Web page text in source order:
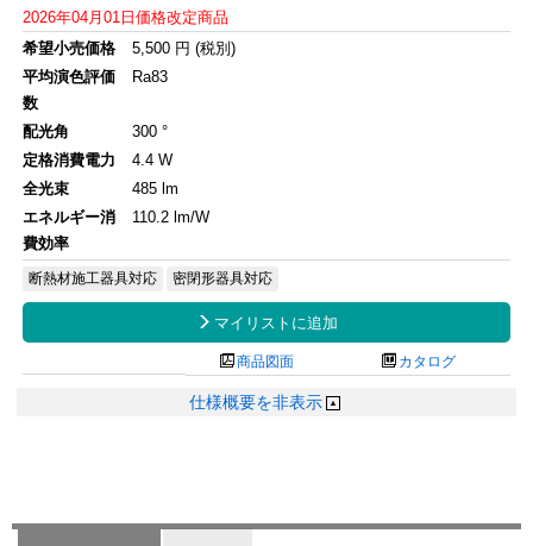
2026年04月01日価格改定商品
希望小売価格
5,500 円 (税別)
平均演色評価
数
Ra83
配光角
300 °
定格消費電力
4.4 W
全光束
485 lm
エネルギー消
費効率
110.2 lm/W
断熱材施工器具対応 密閉形器具対応
 マイリストに追加
 商品図面  カタログ
仕様概要を非表示